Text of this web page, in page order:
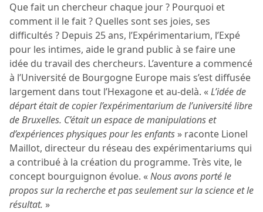
Que fait un chercheur chaque jour ? Pourquoi et
comment il le fait ? Quelles sont ses joies, ses
difficultés ? Depuis 25 ans, l’Expérimentarium, l’Expé
pour les intimes, aide le grand public à se faire une
idée du travail des chercheurs. L’aventure a commencé
à l’Université de Bourgogne Europe mais s’est diffusée
largement dans tout l’Hexagone et au-delà. «L’idée de
départ était de copier l’expérimentarium de l’université libre
de Bruxelles. C’était un espace de manipulations et
d’expériences physiques pour les enfants » raconte Lionel
Maillot, directeur du réseau des expérimentariums qui
a contribué à la création du programme. Très vite, le
concept bourguignon évolue. «Nous avons porté le
propos sur la recherche et pas seulement sur la science et le
résultat. »